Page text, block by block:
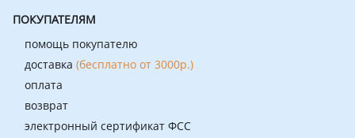
ПОКУПАТЕЛЯМ
помощь покупателю
доставка (бесплатно от 3000р.)
оплата
возврат
электронный сертификат ФСС